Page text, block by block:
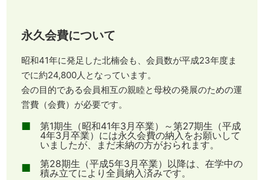
永久会費について
昭和41年に発足した北楠会も、会員数が平成23年度ま
でに約24,800人となっています。
会の目的である会員相互の親睦と母校の発展のための運
営費（会費）が必要です。
■
第1期生（昭和41年3月卒業）～第27期生（平成
4年3月卒業）には永久会費の納入をお願いして
いましたが、まだ未納の方がおられます。
■
第28期生（平成5年3月卒業）以降は、在学中の
積み立てにより全員納入済みです。